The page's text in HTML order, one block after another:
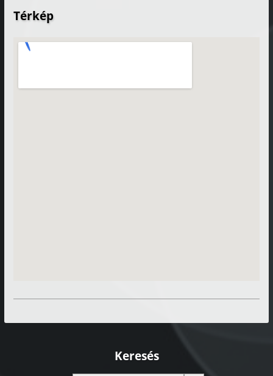
Térkép
Keresés